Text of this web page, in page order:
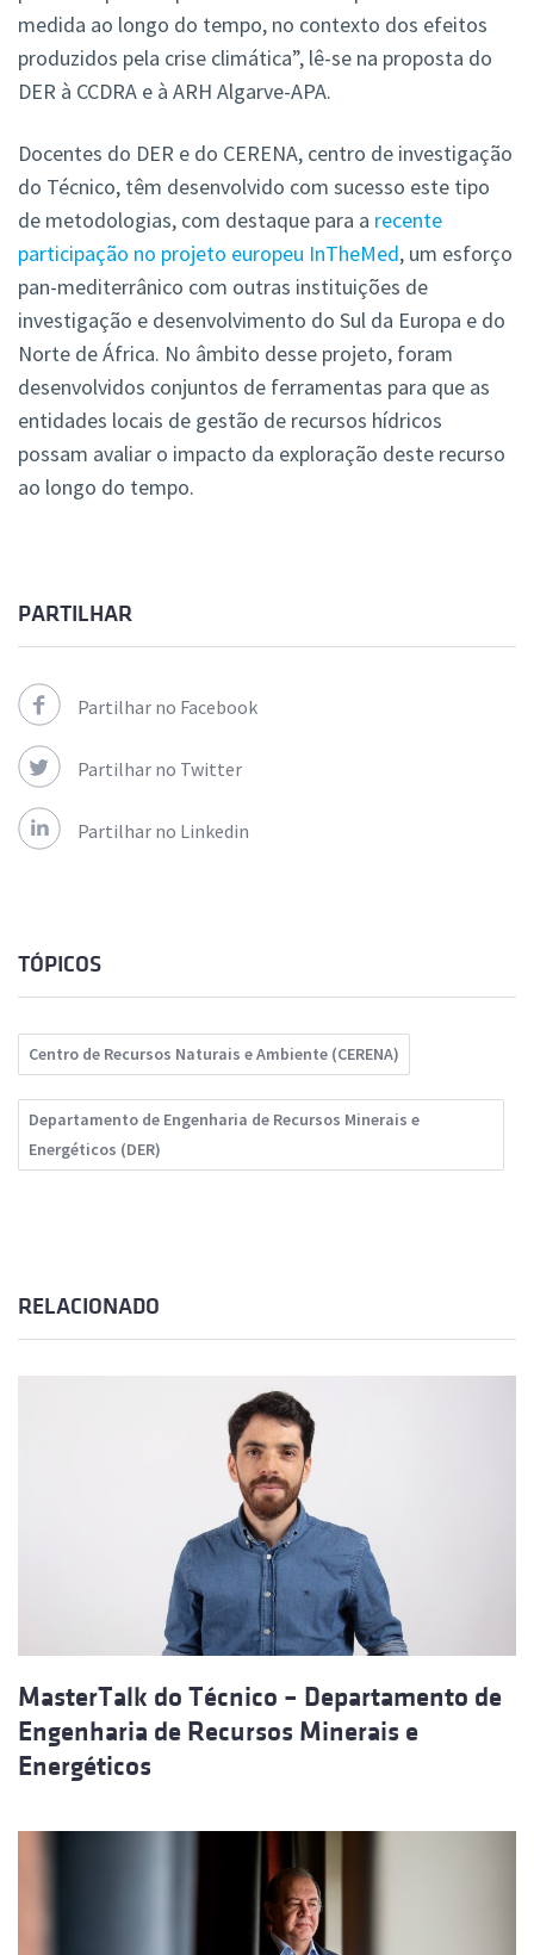
medida ao longo do tempo, no contexto dos efeitos
produzidos pela crise climática”, lê-se na proposta do
DER à CCDRA e à ARH Algarve-APA.
Docentes do DER e do CERENA, centro de investigação
do Técnico, têm desenvolvido com sucesso este tipo
de metodologias, com destaque para a recente
participação no projeto europeu InTheMed, um esforço
pan-mediterrânico com outras instituições de
investigação e desenvolvimento do Sul da Europa e do
Norte de África. No âmbito desse projeto, foram
desenvolvidos conjuntos de ferramentas para que as
entidades locais de gestão de recursos hídricos
possam avaliar o impacto da exploração deste recurso
ao longo do tempo.
PARTILHAR
Partilhar no Facebook
Partilhar no Twitter
Partilhar no Linkedin
TÓPICOS
Centro de Recursos Naturais e Ambiente (CERENA)
Departamento de Engenharia de Recursos Minerais e
Energéticos (DER)
RELACIONADO
MasterTalk do Técnico – Departamento de
Engenharia de Recursos Minerais e
Energéticos